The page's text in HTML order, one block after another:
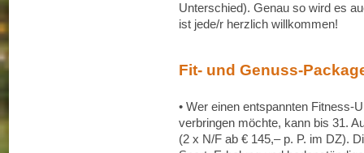
Unterschied). Genau so wird es
ist jede/r herzlich willkommen!
Fit- und Genuss-
• Wer einen entspannten Fitness-
verbringen möchte, kann bis 31.
(2 x N/F ab € 145,– p. P. im DZ).